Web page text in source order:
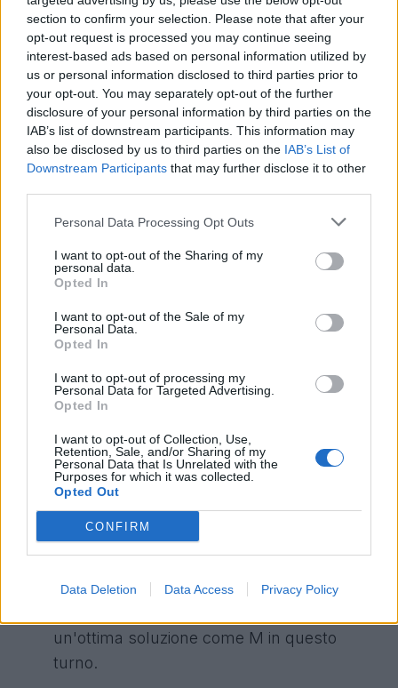
section to confirm your selection. Please note that after your
opt-out request is processed you may continue seeing
interest-based ads based on personal information utilized by
us or personal information disclosed to third parties prior to
your opt-out. You may separately opt-out of the further
disclosure of your personal information by third parties on the
IAB’s list of downstream participants. This information may
also be disclosed by us to third parties on the IAB’s List of
Downstream Participants that may further disclose it to other
Personal Data Processing Opt Outs
I want to opt-out of the Sharing of my
personal data.
Opted In
I want to opt-out of the Sale of my
Personal Data.
Opted In
I want to opt-out of processing my
Personal Data for Targeted Advertising.
Opted In
I want to opt-out of Collection, Use,
Retention, Sale, and/or Sharing of my
Personal Data that Is Unrelated with the
Purposes for which it was collected.
Opted Out
CONFIRM
Data Deletion Data Access Privacy Policy
Tavares(Lazio): Ha dimostrato di non
essere ancor al meglio fisicamente, meglio
non schierarlo.
Romagnoli(Lazio): Può fare fatica su
Krstovic.
Guilbert(Lecce): In grande sofferenza su
Zaccagni.
Ramadani(Lecce): Non fatevi ingannare
dal gioiello nell'ultima di campionato,
puntate su altri.
Fantacalcio, le sorprese di Lazio-Lecce
Dia(Lazio): Potrebbe fare malissimo al
Lecce con i suoi scatti continui in verticale.
Occhio anche al gioco aereo.
N'Dri(Lecce): Funambolico nell'uno contro
uno, può sicuramente dare fastidio alla
difesa della Lazio.
Lazio-Lecce, il nome per il Fantacalcio
un'ottima soluzione come M in questo
turno.